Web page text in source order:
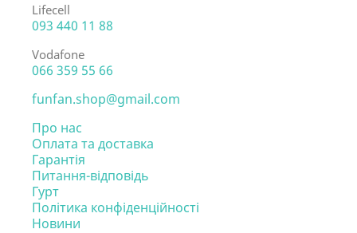
Lifecell
093 440 11 88
Vodafone
066 359 55 66
funfan.shop@gmail.com
Про нас
Оплата та доставка
Гарантія
Питання-відповідь
Гурт
Політика конфіденційності
Новини